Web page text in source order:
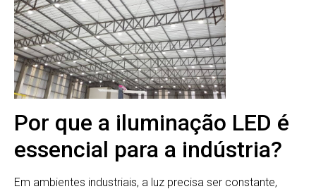
Por que a iluminação LED é
essencial para a indústria?
Em ambientes industriais, a luz precisa ser constante,